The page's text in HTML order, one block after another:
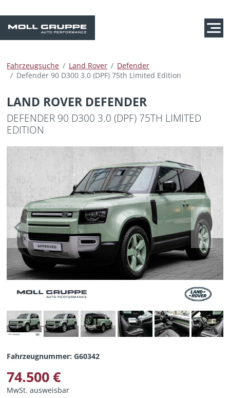
Fahrzeugsuche Land Rover
Defender
Defender 90 D300 3.0 (DPF) 75th Limited Edition
LAND ROVER DEFENDER
DEFENDER 90 D300 3.0 (DPF) 75TH LIMITED
EDITION
Previous Next
Fahrzeugnummer: G60342
74.500 €
MwSt. ausweisbar